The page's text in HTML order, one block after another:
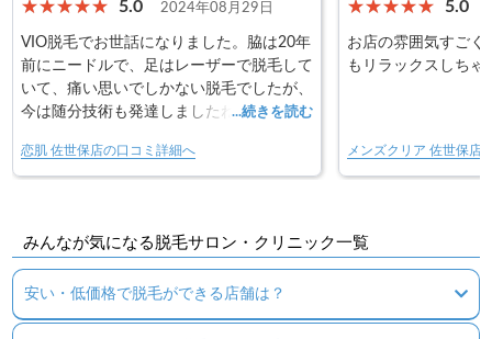
5.0 2024年08月29日
VIO脱毛でお世話になりました。脇は20年
前にニードルで、足はレーザーで脱毛して
いて、痛い思いでしかない脱毛でしたが、
今は随分技術も発達しましたね。全然痛み
んて嬉しいです。スタッフさんも優しく
て、お店の雰囲気もとてもリラックスでき
...続きを読む
恋肌 佐世保店の口コミ詳細へ
5.0
お店の雰囲気すごく
もリラックスしちゃ
メンズクリア 佐世保店
みんなが気になる脱毛サロン・クリニック一覧
安い・低価格で脱毛ができる店舗は？